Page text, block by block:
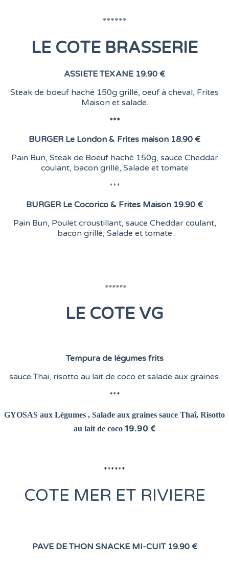
******
LE COTE BRASSERIE
ASSIETE TEXANE 19.90 €
Steak de boeuf haché 150g grillé, oeuf à cheval, Frites
Maison et salade.
***
BURGER Le London & Frites maison 18.90 €
Pain Bun, Steak de Boeuf haché 150g, sauce Cheddar
coulant, bacon grillé, Salade et tomate
***
BURGER Le Cocorico & Frites Maison 19.90 €
Pain Bun, Poulet croustillant, sauce Cheddar coulant,
bacon grillé, Salade et tomate
******
LE COTE VG
Tempura de légumes frits
sauce Thai, risotto au lait de coco et salade aux graines.
***
GYOSAS aux Légumes , Salade aux graines sauce Thaî, Risotto
au lait de coco 19.90 €
******
COTE MER ET RIVIERE
PAVE DE THON SNACKE MI-CUIT 19.90 €